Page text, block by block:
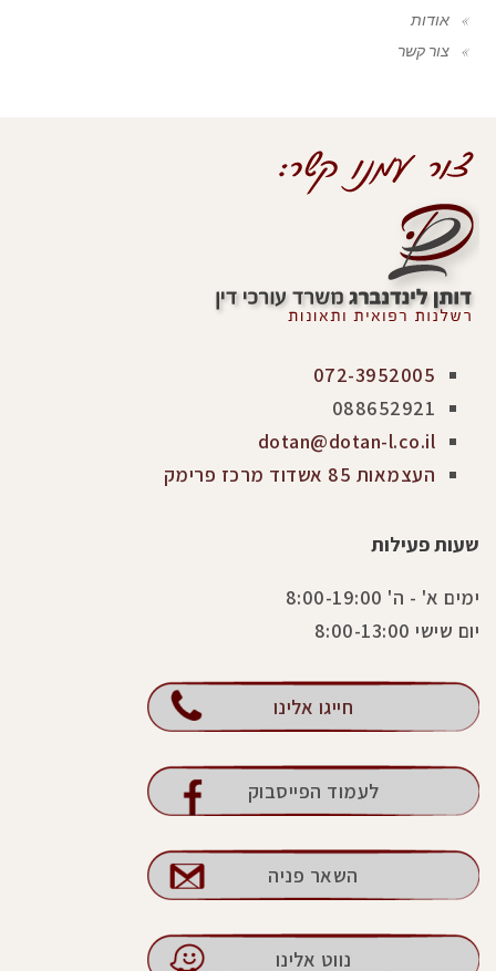
אודות
צור קשר
072-3952005
088652921
dotan@dotan-l.co.il
העצמאות 85 אשדוד מרכז פרימק
שעות פעילות
ימים א' - ה' 8:00-19:00
יום שישי 8:00-13:00
חייגו אלינו
לעמוד הפייסבוק
השאר פניה
נווט אלינו